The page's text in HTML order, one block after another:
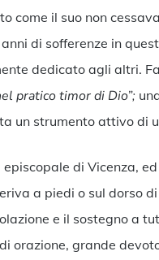
come il suo non
di sofferenze in
dedicato agli altri.
pratico timor di Dio”;
un strumento attivo di
di Vicenza,
a piedi o sul dorso
e il sostegno a
orazione, grande